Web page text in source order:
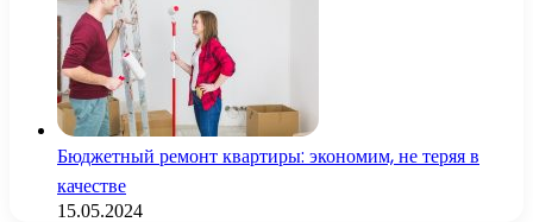
Бюджетный ремонт квартиры: экономим, не теряя в
качестве
15.05.2024